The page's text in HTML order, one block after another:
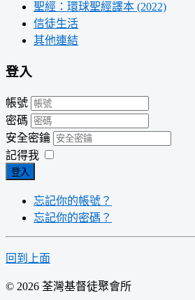
聖經：環球聖經譯本 (2022)
信徒生活
其他連結
登入
帳號
密碼
安全密鑰
記得我
登入
忘記你的帳號？
忘記你的密碼？
回到上面
© 2026 荃灣基督徒聚會所